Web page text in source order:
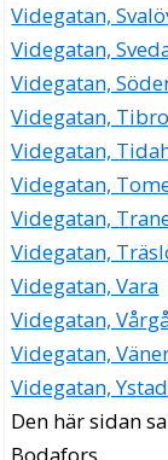
Videgatan,
Videgatan,
Videgatan,
Videgatan, Tibro
Videgatan,
Videgatan,
Videgatan,
Videgatan,
Videgatan, Vara
Videgatan,
Videgatan,
Videgatan, Ystad
Den här sidan